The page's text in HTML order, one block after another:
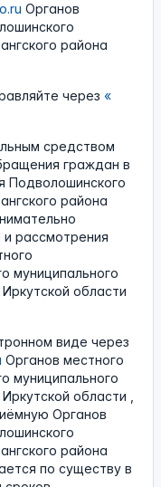
Органов
района
через «
средством
граждан в
Подволошинского
района
рассмотрения
муниципального
области
виде через
Органов местного
муниципального
области ,
Органов
района
по существу в